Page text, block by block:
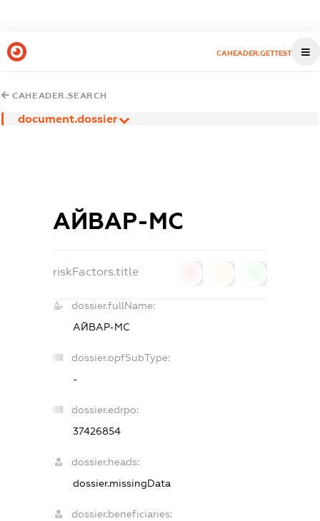
CAHEADER.GETTEST
CAHEADER.SEARCH
document.dossier
АЙВАР-МС
riskFactors.title
dossier.fullName:
АЙВАР-МС
dossier.opfSubType:
-
dossier.edrpo:
37426854
dossier.heads:
dossier.missingData
dossier.beneficiaries: